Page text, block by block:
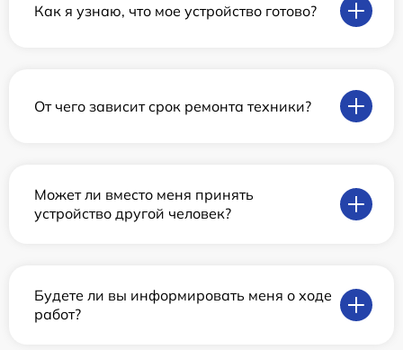
Как я узнаю, что мое устройство готово?
От чего зависит срок ремонта техники?
Может ли вместо меня принять
устройство другой человек?
Будете ли вы информировать меня о ходе
работ?